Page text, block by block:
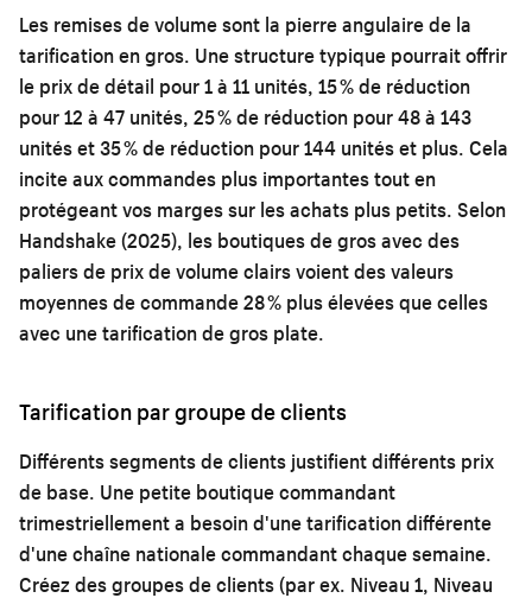
Les remises de volume sont la pierre angulaire de la
tarification en gros. Une structure typique pourrait offrir
le prix de détail pour 1 à 11 unités, 15 % de réduction
pour 12 à 47 unités, 25 % de réduction pour 48 à 143
unités et 35 % de réduction pour 144 unités et plus. Cela
incite aux commandes plus importantes tout en
protégeant vos marges sur les achats plus petits. Selon
Handshake (2025), les boutiques de gros avec des
paliers de prix de volume clairs voient des valeurs
moyennes de commande 28 % plus élevées que celles
avec une tarification de gros plate.
Tarification par groupe de clients
Différents segments de clients justifient différents prix
de base. Une petite boutique commandant
trimestriellement a besoin d'une tarification différente
d'une chaîne nationale commandant chaque semaine.
Créez des groupes de clients (par ex. Niveau 1, Niveau